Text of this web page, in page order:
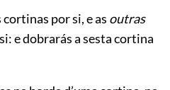
cortinas por si, e as outras
e dobrarás a sesta cortina